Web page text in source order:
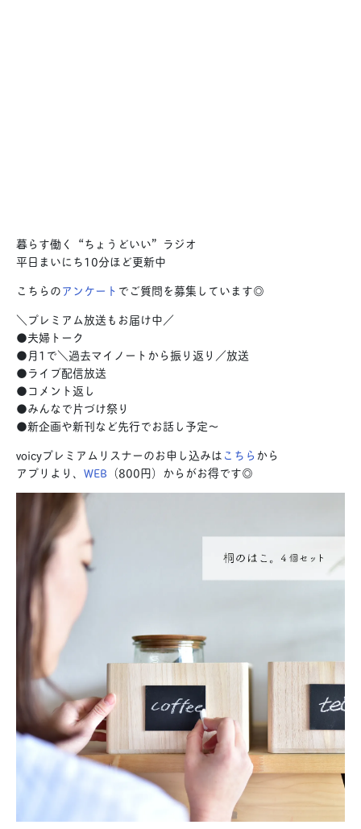
暮らす働く“ちょうどいい”ラジオ
平日まいにち10分ほど更新中
こちらのアンケート でご質問を募集しています◎
＼プレミアム放送もお届け中／
●夫婦トーク
●月1で＼過去マイノートから振り返り／放送
●ライブ配信放送
●コメント返し
●みんなで片づけ祭り
●新企画や新刊など先行でお話し予定〜
voicyプレミアムリスナーのお申し込みはこちら から
アプリより、 WEB （800円）からがお得です◎